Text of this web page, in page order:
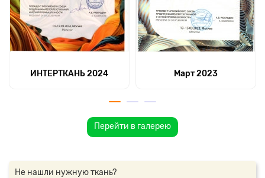
ИНТЕРТКАНЬ 2024 Март 2023
Перейти в галерею
Не нашли нужную ткань?